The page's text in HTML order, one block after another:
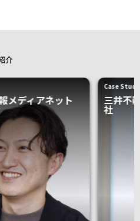
介
メディアネット
Case Study
三井不
社